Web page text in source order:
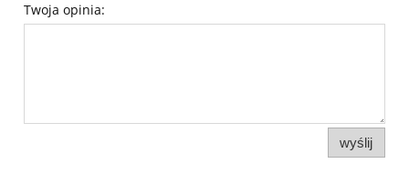
Twoja opinia:
wyślij